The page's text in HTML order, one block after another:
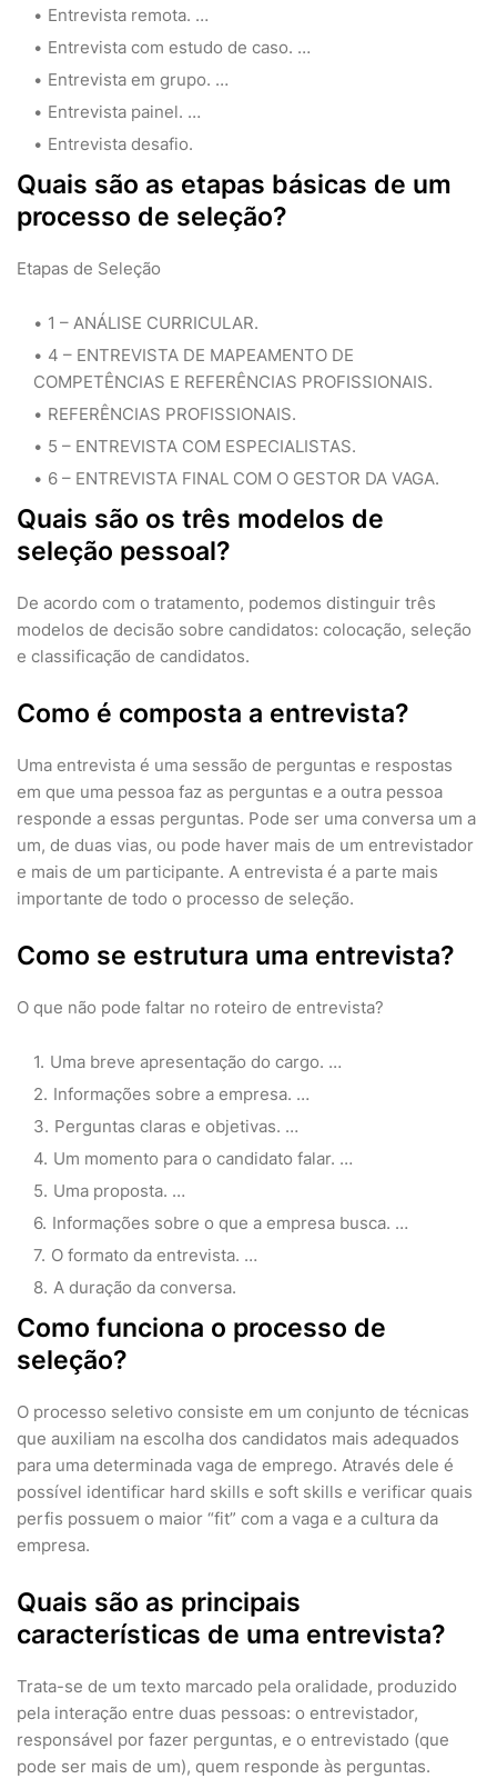
Entrevista remota. …
Entrevista com estudo de caso. …
Entrevista em grupo. …
Entrevista painel. …
Entrevista desafio.
Quais são as etapas básicas de um
processo de seleção?
Etapas de Seleção
1 – ANÁLISE CURRICULAR.
4 – ENTREVISTA DE MAPEAMENTO DE
COMPETÊNCIAS E REFERÊNCIAS PROFISSIONAIS.
REFERÊNCIAS PROFISSIONAIS.
5 – ENTREVISTA COM ESPECIALISTAS.
6 – ENTREVISTA FINAL COM O GESTOR DA VAGA.
Quais são os três modelos de
seleção pessoal?
De acordo com o tratamento, podemos distinguir três
modelos de decisão sobre candidatos: colocação, seleção
e classificação de candidatos.
Como é composta a entrevista?
Uma entrevista é uma sessão de perguntas e respostas
em que uma pessoa faz as perguntas e a outra pessoa
responde a essas perguntas. Pode ser uma conversa um a
um, de duas vias, ou pode haver mais de um entrevistador
e mais de um participante. A entrevista é a parte mais
importante de todo o processo de seleção.
Como se estrutura uma entrevista?
O que não pode faltar no roteiro de entrevista?
Uma breve apresentação do cargo. …
Informações sobre a empresa. …
Perguntas claras e objetivas. …
Um momento para o candidato falar. …
Uma proposta. …
Informações sobre o que a empresa busca. …
O formato da entrevista. …
A duração da conversa.
Como funciona o processo de
seleção?
O processo seletivo consiste em um conjunto de técnicas
que auxiliam na escolha dos candidatos mais adequados
para uma determinada vaga de emprego. Através dele é
possível identificar hard skills e soft skills e verificar quais
perfis possuem o maior “fit” com a vaga e a cultura da
empresa.
Quais são as principais
características de uma entrevista?
Trata-se de um texto marcado pela oralidade, produzido
pela interação entre duas pessoas: o entrevistador,
responsável por fazer perguntas, e o entrevistado (que
pode ser mais de um), quem responde às perguntas.